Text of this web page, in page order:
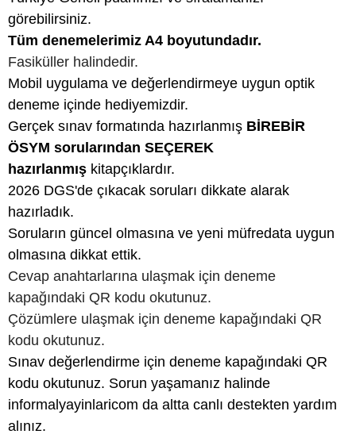
görebilirsiniz.
Tüm denemelerimiz A4 boyutundadır.
Fasiküller halindedir.
Mobil uygulama ve değerlendirmeye uygun optik
deneme içinde hediyemizdir.
Gerçek sınav formatında hazırlanmış BİREBİR
ÖSYM sorularından SEÇEREK
hazırlanmış kitapçıklardır.
2026 DGS'de çıkacak soruları dikkate alarak
hazırladık.
Soruların güncel olmasına ve yeni müfredata uygun
olmasına dikkat ettik.
Cevap anahtarlarına ulaşmak için deneme
kapağındaki QR kodu okutunuz.
Çözümlere ulaşmak için deneme kapağındaki QR
kodu okutunuz.
Sınav değerlendirme için deneme kapağındaki QR
kodu okutunuz. Sorun yaşamanız halinde
informalyayinlaricom da altta canlı destekten yardım
alınız.